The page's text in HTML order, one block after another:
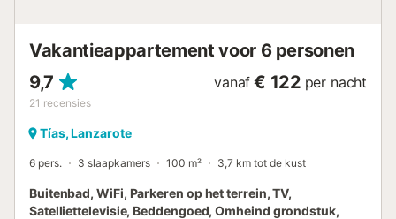
Vakantieappartement voor 6 personen
9,7
21 recensies
vanaf € 122 per nacht
Tías, Lanzarote
6 pers. 3 slaapkamers 100 m² 3,7 km tot de kust
Buitenbad, WiFi, Parkeren op het terrein, TV,
Satelliettelevisie, Beddengoed, Omheind grondstuk,